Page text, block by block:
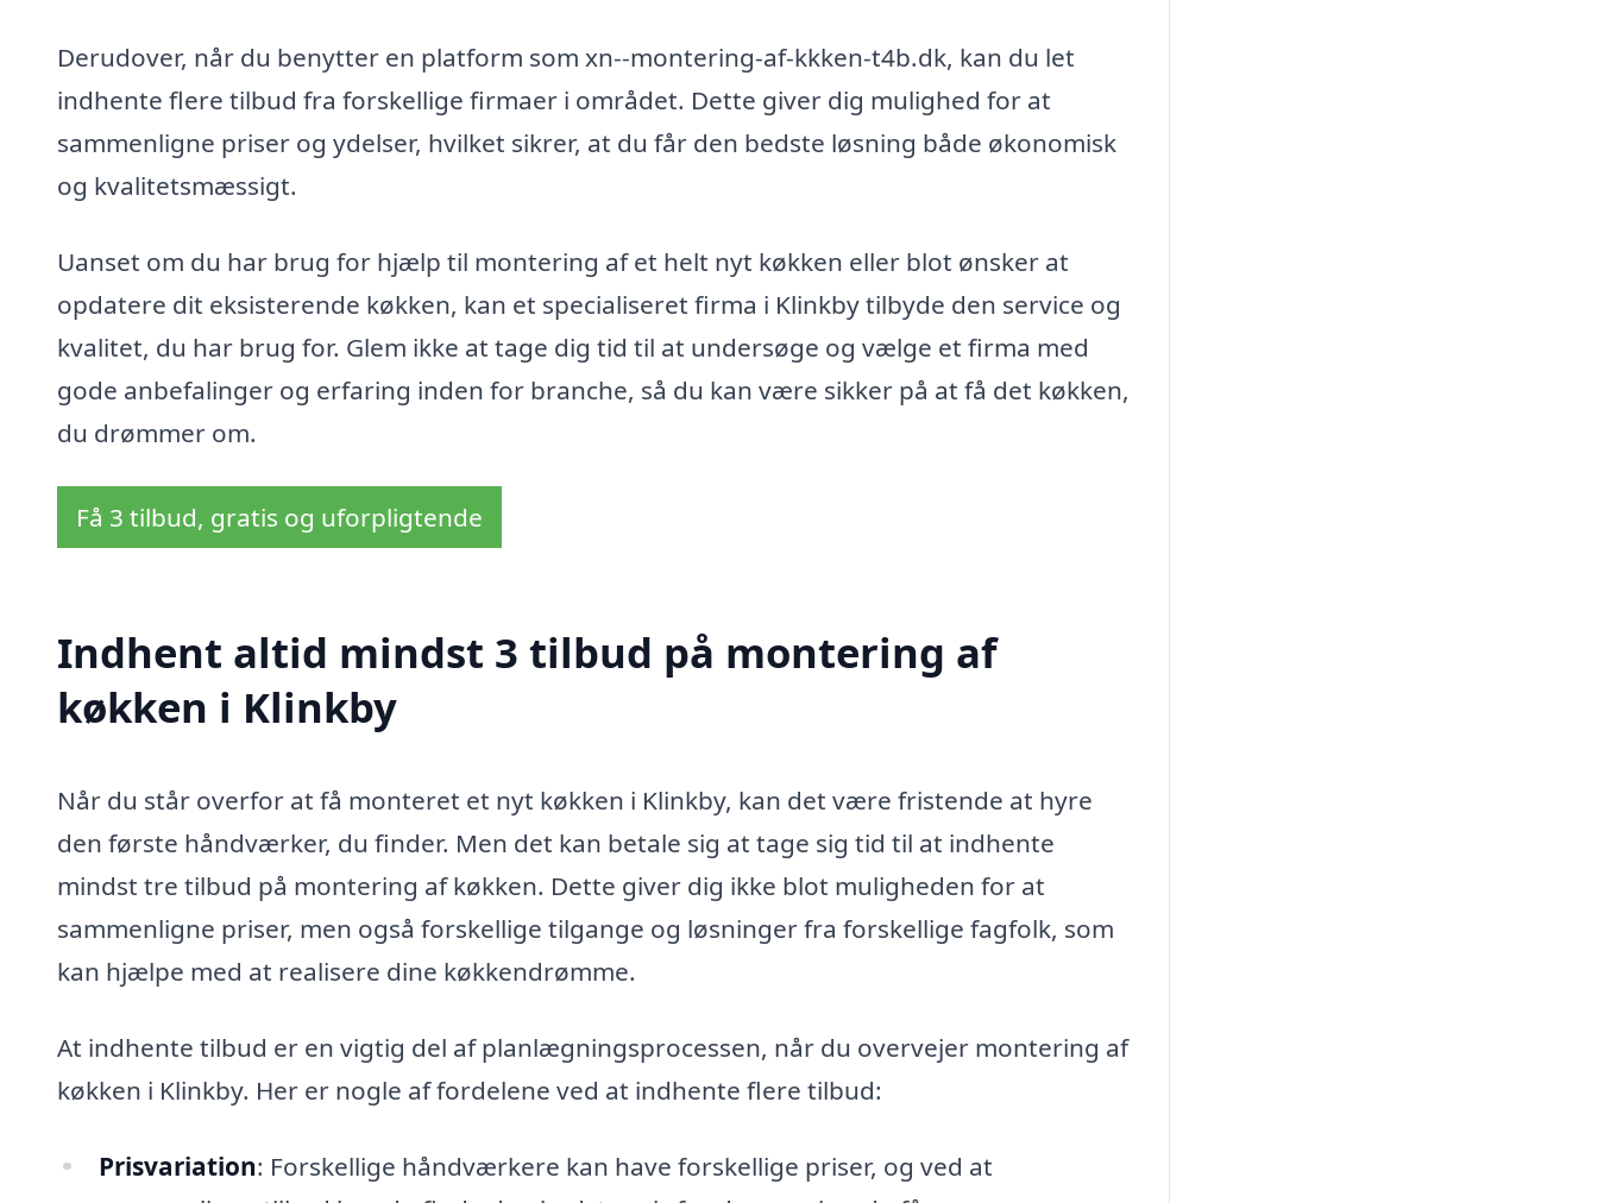
Derudover, når du benytter en platform som xn--montering-af-kkken-t4b.dk, kan du let
indhente flere tilbud fra forskellige firmaer i området. Dette giver dig mulighed for at
sammenligne priser og ydelser, hvilket sikrer, at du får den bedste løsning både økonomisk
og kvalitetsmæssigt.
Uanset om du har brug for hjælp til montering af et helt nyt køkken eller blot ønsker at
opdatere dit eksisterende køkken, kan et specialiseret firma i Klinkby tilbyde den service og
kvalitet, du har brug for. Glem ikke at tage dig tid til at undersøge og vælge et firma med
gode anbefalinger og erfaring inden for branche, så du kan være sikker på at få det køkken,
du drømmer om.
Få 3 tilbud, gratis og uforpligtende
Indhent altid mindst 3 tilbud på montering af
køkken i Klinkby
Når du står overfor at få monteret et nyt køkken i Klinkby, kan det være fristende at hyre
den første håndværker, du finder. Men det kan betale sig at tage sig tid til at indhente
mindst tre tilbud på montering af køkken. Dette giver dig ikke blot muligheden for at
sammenligne priser, men også forskellige tilgange og løsninger fra forskellige fagfolk, som
kan hjælpe med at realisere dine køkkendrømme.
At indhente tilbud er en vigtig del af planlægningsprocessen, når du overvejer montering af
køkken i Klinkby. Her er nogle af fordelene ved at indhente flere tilbud:
Prisvariation: Forskellige håndværkere kan have forskellige priser, og ved at